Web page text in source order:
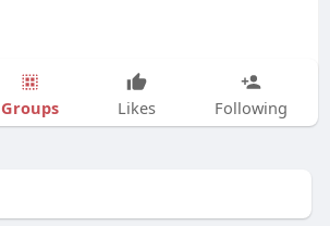
Groups Likes Following